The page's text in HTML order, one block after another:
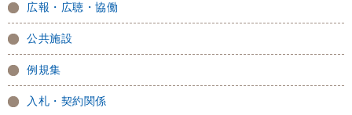
広報・広聴・協働
公共施設
例規集
入札・契約関係